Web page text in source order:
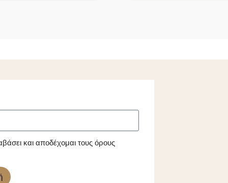
και αποδέχομαι τους όρους